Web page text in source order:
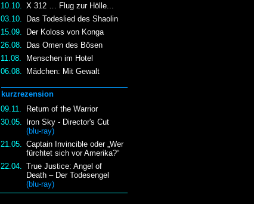
10.10.
X 312 … Flug zur Hölle...
03.10.
Das Todeslied des Shaolin
15.09.
Der Koloss von Konga
26.08.
Das Omen des Bösen
11.08.
Menschen im Hotel
06.08.
Mädchen: Mit Gewalt
kurzrezension
09.11.
Return of the Warrior
30.05.
Iron Sky - Director's Cut
(blu-ray)
21.05.
Captain Invincible oder „Wer
fürchtet sich vor Amerika?“
22.04.
True Justice: Angel of
Death – Der Todesengel
(blu-ray)